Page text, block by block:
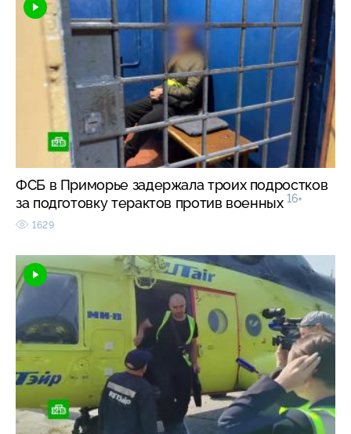
ФСБ в Приморье задержала троих подростков
за подготовку терактов против военных 16+
1629